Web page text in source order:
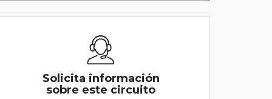
Solicita información
sobre este circuito